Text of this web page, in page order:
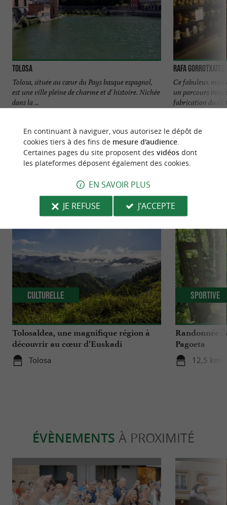
Tolosa
Tolosa, située au cœur du Pays basque espagnol,
est une ville pleine de charme et d' histoire. Nichée
dans la ...
RAFA
Ce fabuleux
un parcours
fabrication du
NOUS AVONS TESTÉPOUR VOUS
Tolosaldea, une magnifique région à
découvrir au cœur d’Euskadi
Tolosa
Culturelle
Randonnée
Pagoeta
12,5 km -
Sportive
ÉVÈNEMENTS À PROXIMITÉ
En continuant à naviguer, vous autorisez le dépôt de
cookies tiers à des fins de mesure d'audience.
Certaines pages du site proposent des vidéosdont
les plateformes déposent également des cookies.
EN SAVOIR PLUS
JE REFUSE
J'ACCEPTE